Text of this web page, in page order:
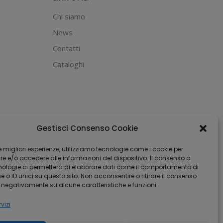
Gestisci Consenso Cookie
migliori esperienze, utilizziamo tecnologie come i cookie per
e/o accedere alle informazioni del dispositivo. Il consenso a
ci permetterà di elaborare dati come il comportamento di
o ID unici su questo sito. Non acconsentire o ritirare il consenso
su alcune caratteristiche e funzioni.
Chi siamo
News
Contatti
Cataloghi